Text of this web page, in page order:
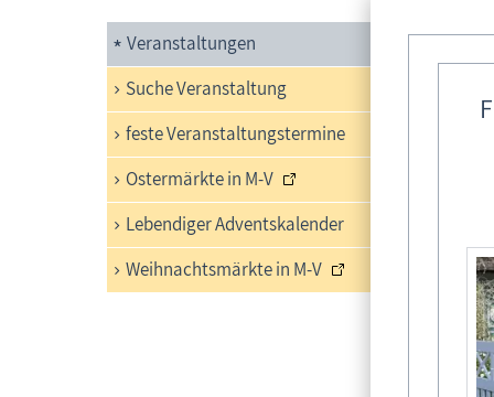
Veranstaltungen
Suche Veranstaltung
feste Veranstaltungstermine
Ostermärkte in M-V
Lebendiger Adventskalender
Weihnachtsmärkte in M-V
13-